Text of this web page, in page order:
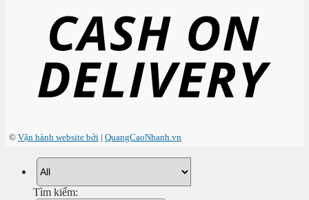
© Vận hành website bởi | QuangCaoNhanh.vn
Tìm kiếm: